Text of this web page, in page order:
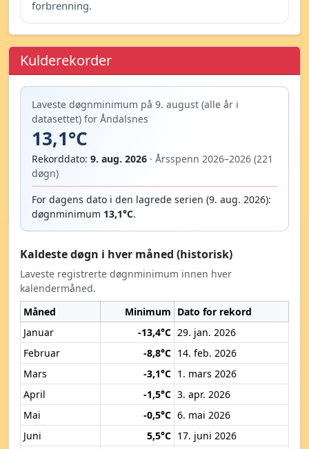
forbrenning.
Kulderekorder
Laveste døgnminimum på 9. august (alle år i
datasettet) for Åndalsnes
13,1°C
Rekorddato: 9. aug. 2026 · Årsspenn 2026–2026 (221
døgn)
For dagens dato i den lagrede serien (9. aug. 2026):
døgnminimum 13,1°C.
Kaldeste døgn i hver måned (historisk)
Laveste registrerte døgnminimum innen hver
kalendermåned.
Måned
Minimum Dato for rekord
Januar
-13,4°C 29. jan. 2026
Februar
-8,8°C 14. feb. 2026
Mars
-3,1°C 1. mars 2026
April
-1,5°C 3. apr. 2026
Mai
-0,5°C 6. mai 2026
Juni
5,5°C 17. juni 2026